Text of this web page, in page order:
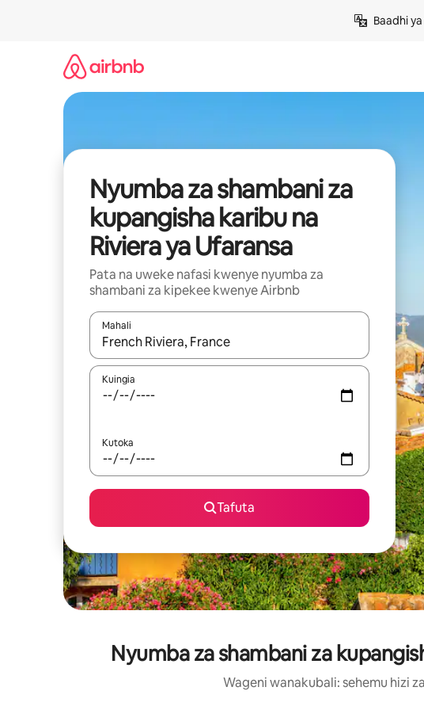
Baadhi
Nyumba za shambani za
kupangisha karibu na
Riviera ya Ufaransa
Pata na uweke nafasi kwenye nyumba za
shambani za kipekee kwenye Airbnb
Mahali
Wakati matokeo yanapatikana, vinjari kwa kutumia vitufe vya
Kuingia
Kutoka
Tafuta
Nyumba za shambani za
Wageni wanakubali: sehemu hizi